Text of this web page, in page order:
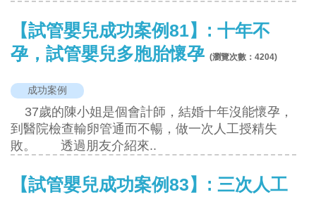
【試管嬰兒成功案例81】: 十年不
孕，試管嬰兒多胞胎懷孕 (瀏覽次數：4204)
成功案例
37歲的陳小姐是個會計師，結婚十年沒能懷孕，
到醫院檢查輸卵管通而不暢，做一次人工授精失
敗。 透過朋友介紹來..
【試管嬰兒成功案例83】: 三次人工